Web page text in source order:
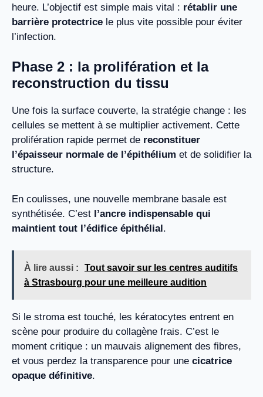
heure. L’objectif est simple mais vital : rétablir une
barrière protectrice le plus vite possible pour éviter
l’infection.
Phase 2 : la prolifération et la
reconstruction du tissu
Une fois la surface couverte, la stratégie change : les
cellules se mettent à se multiplier activement. Cette
prolifération rapide permet de reconstituer
l’épaisseur normale de l’épithélium et de solidifier la
structure.
En coulisses, une nouvelle membrane basale est
synthétisée. C’est l’ancre indispensable qui
maintient tout l’édifice épithélial.
À lire aussi :
Tout savoir sur les centres auditifs
à Strasbourg pour une meilleure audition
Si le stroma est touché, les kératocytes entrent en
scène pour produire du collagène frais. C’est le
moment critique : un mauvais alignement des fibres,
et vous perdez la transparence pour une cicatrice
opaque définitive.